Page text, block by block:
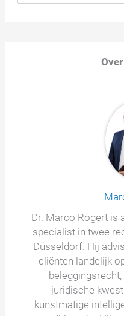
Dr. Marco Rogert is
specialist in twee
Düsseldorf. Hij
cliënten landelijk
juridische
kunstmatige